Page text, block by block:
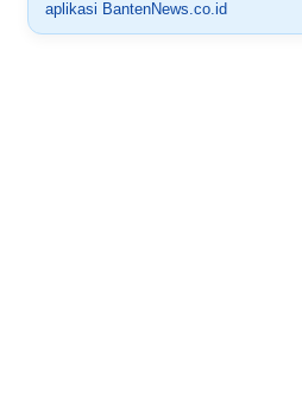
aplikasi BantenNews.co.id